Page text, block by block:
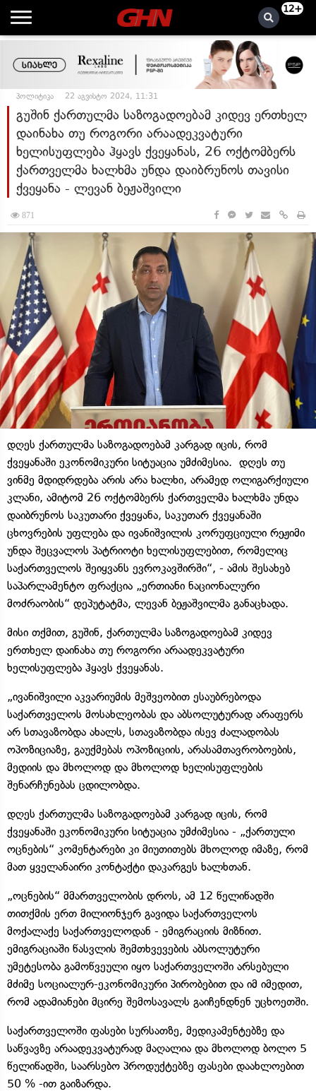
12+
პოლიტიკა 22 აგვისტო 2024, 11:31
გუშინ ქართულმა საზოგადოებამ კიდევ ერთხელ
დაინახა თუ როგორი არაადეკვატური
ხელისუფლება ჰყავს ქვეყანას, 26 ოქტომბერს
ქართველმა ხალხმა უნდა დაიბრუნოს თავისი
ქვეყანა - ლევან ბეჟაშვილი
871
დღეს ქართულმა საზოგადოებამ კარგად იცის, რომ
ქვეყანაში ეკონომიკური სიტუაცია უმძიმესია. დღეს თუ
ვინმე მდიდრდება არის არა ხალხი, არამედ ოლიგარქიული
კლანი, ამიტომ 26 ოქტომბერს ქართველმა ხალხმა უნდა
დაიბრუნოს საკუთარი ქვეყანა, საკუთარ ქვეყანაში
ცხოვრების უფლება და ივანიშვილის კორუფციული რეჟიმი
უნდა შეცვალოს პატრიოტი ხელისუფლებით, რომელიც
საქართველოს შეიყვანს ევროკავშირში“, - ამის შესახებ
საპარლამენტო ფრაქცია „ერთიანი ნაციონალური
მოძრაობის“ დეპუტატმა, ლევან ბეჟაშვილმა განაცხადა.
მისი თქმით, გუშინ, ქართულმა საზოგადოებამ კიდევ
ერთხელ დაინახა თუ როგორი არაადეკვატური
ხელისუფლება ჰყავს ქვეყანას.
„ივანიშვილი აკვარიუმის მეშვეობით ესაუბრებოდა
საქართველოს მოსახლეობას და აბსოლუტურად არაფერს
არ სთავაზობდა ახალს, სთავაზობდა ისევ ძალადობას
ოპოზიციაზე, გაუქმებას ოპოზიციის, არასამთავრობოების,
მედიის და მხოლოდ და მხოლოდ ხელისუფლების
შენარჩუნებას ცდილობდა.
დღეს ქართულმა საზოგადოებამ კარგად იცის, რომ
ქვეყანაში ეკონომიკური სიტუაცია უმძიმესია - „ქართული
ოცნების“ კომენტარები კი მიუთითებს მხოლოდ იმაზე, რომ
მათ ყველანაირი კონტაქტი დაკარგეს ხალხთან.
„ოცნების“ მმართველობის დროს, ამ 12 წელიწადში
თითქმის ერთ მილიონჯერ გავიდა საქართველოს
მოქალაქე საქართველოდან - ემიგრაციის მიზნით.
ემიგრაციაში წასვლის შემთხვევების აბსოლუტური
უმეტესობა გამოწვეული იყო საქართველოში არსებული
მძიმე სოციალურ-ეკონომიკური პირობებით და იმ იმედით,
რომ ადამიანები მცირე შემოსავალს გაიჩენდნენ უცხოეთში.
საქართველოში ფასები სურსათზე, მედიკამენტებზე და
საწვავზე არაადეკვატურად მაღალია და მხოლოდ ბოლო 5
წელიწადში, საარსებო პროდუქტებზე ფასები დაახლოებით
50 % -ით გაიზარდა.